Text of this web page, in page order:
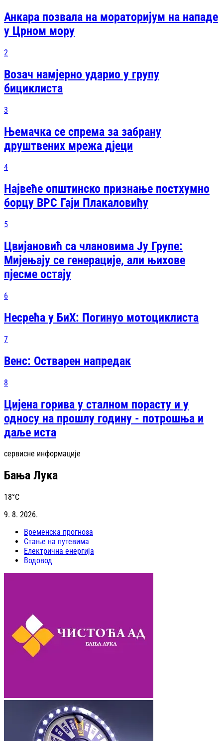
Анкара позвала на мораторијум на нападе
у Црном мору
2
Возач намјерно ударио у групу
бициклиста
3
Њемачка се спрема за забрану
друштвених мрежа дјеци
4
Највеће општинско признање постхумно
борцу ВРС Гаји Плакаловићу
5
Цвијановић са члановима Ју Групе:
Мијењају се генерације, али њихове
пјесме остају
6
Несрећа у БиХ: Погинуо мотоциклиста
7
Венс: Остварен напредак
8
Цијена горива у сталном порасту и у
односу на прошлу годину - потрошња и
даље иста
сервисне информације
Бања Лука
18°C
9. 8. 2026.
Временска прогноза
Стање на путевима
Електрична енергија
Водовод